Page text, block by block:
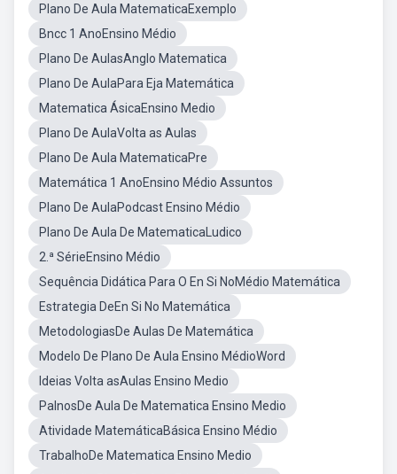
Plano De Aula MatematicaExemplo
Bncc 1 AnoEnsino Médio
Plano De AulasAnglo Matematica
Plano De AulaPara Eja Matemática
Matematica ÁsicaEnsino Medio
Plano De AulaVolta as Aulas
Plano De Aula MatematicaPre
Matemática 1 AnoEnsino Médio Assuntos
Plano De AulaPodcast Ensino Médio
Plano De Aula De MatematicaLudico
2.ª SérieEnsino Médio
Sequência Didática Para O En Si NoMédio Matemática
Estrategia DeEn Si No Matemática
MetodologiasDe Aulas De Matemática
Modelo De Plano De Aula Ensino MédioWord
Ideias Volta asAulas Ensino Medio
PalnosDe Aula De Matematica Ensino Medio
Atividade MatemáticaBásica Ensino Médio
TrabalhoDe Matematica Ensino Medio